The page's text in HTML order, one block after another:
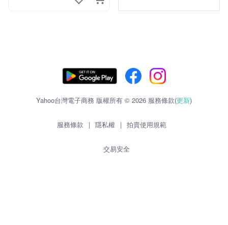
Yahoo台灣電子商務 版權所有 © 2026 服務條款(更新)
服務條款 | 隱私權 | 拍賣使用規範
交易安全